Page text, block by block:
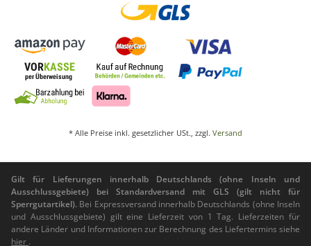
* Alle Preise inkl. gesetzlicher USt., zzgl. Versand
Gilt für Lieferungen innerhalb Deutschlands (ohne Inseln und
Ausschlussgebiete) bei Standardversand mit GLS (gilt nicht für
Sperrgutartikel). Bei Expressversand innerhalb Deutschlands (ohne Inseln
und Ausschlussgebiete) gilt eine Lieferzeit von 1 Tag. Lieferzeiten für
andere Länder und Informationen zur Berechnung des Liefertermins siehe
hier .